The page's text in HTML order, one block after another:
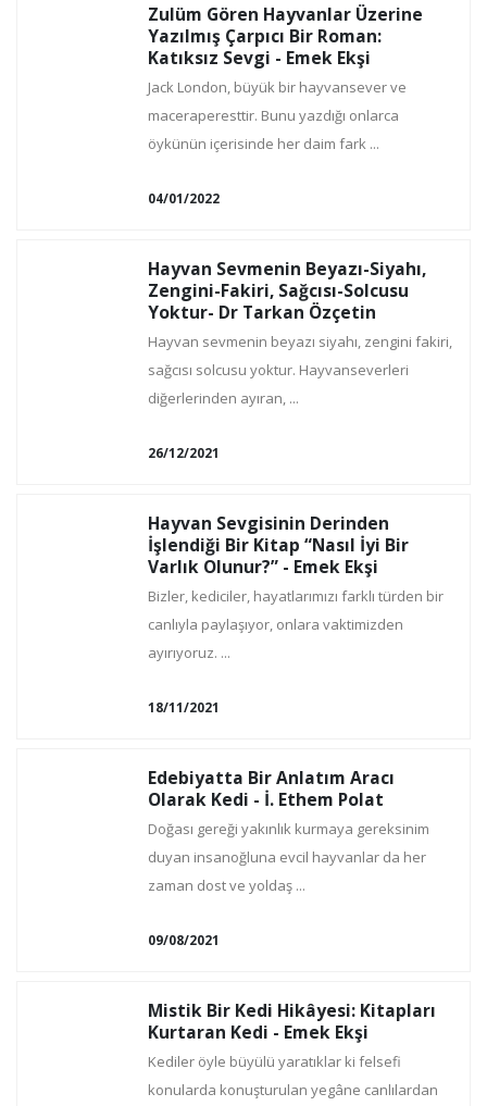
Zulüm Gören Hayvanlar Üzerine
Yazılmış Çarpıcı Bir Roman:
Katıksız Sevgi - Emek Ekşi
Jack London, büyük bir hayvansever ve
maceraperesttir. Bunu yazdığı onlarca
öykünün içerisinde her daim fark ...
04/01/2022
Hayvan Sevmenin Beyazı-Siyahı,
Zengini-Fakiri, Sağcısı-Solcusu
Yoktur- Dr Tarkan Özçetin
Hayvan sevmenin beyazı siyahı, zengini fakiri,
sağcısı solcusu yoktur. Hayvanseverleri
diğerlerinden ayıran, ...
26/12/2021
Hayvan Sevgisinin Derinden
İşlendiği Bir Kitap “Nasıl İyi Bir
Varlık Olunur?” - Emek Ekşi
Bizler, kediciler, hayatlarımızı farklı türden bir
canlıyla paylaşıyor, onlara vaktimizden
ayırıyoruz. ...
18/11/2021
Edebiyatta Bir Anlatım Aracı
Olarak Kedi - İ. Ethem Polat
Doğası gereği yakınlık kurmaya gereksinim
duyan insanoğluna evcil hayvanlar da her
zaman dost ve yoldaş ...
09/08/2021
Mistik Bir Kedi Hikâyesi: Kitapları
Kurtaran Kedi - Emek Ekşi
Kediler öyle büyülü yaratıklar ki felsefi
konularda konuşturulan yegâne canlılardan